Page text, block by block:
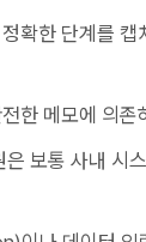
확한 단계를
한 메모에 의
보통 사내 시